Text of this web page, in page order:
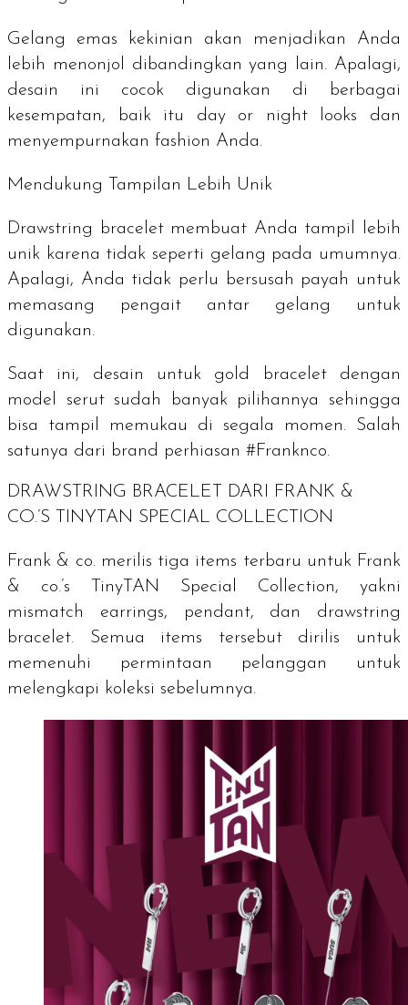
Gelang emas kekinian akan menjadikan Anda
lebih menonjol dibandingkan yang lain. Apalagi,
desain ini cocok digunakan di berbagai
kesempatan, baik itu day or night looks dan
menyempurnakan fashion Anda.
Mendukung Tampilan Lebih Unik
Drawstring bracelet membuat Anda tampil lebih
unik karena tidak seperti gelang pada umumnya.
Apalagi, Anda tidak perlu bersusah payah untuk
memasang pengait antar gelang untuk
digunakan.
Saat ini, desain untuk gold bracelet dengan
model serut sudah banyak pilihannya sehingga
bisa tampil memukau di segala momen. Salah
satunya dari brand perhiasan #Franknco.
DRAWSTRING BRACELET DARI FRANK &
CO.’S TINYTAN SPECIAL COLLECTION
Frank & co. merilis tiga items terbaru untukFrank
& co.’s TinyTAN Special Collection, yakni
mismatch earrings, pendant, dan drawstring
bracelet. Semua items tersebut dirilis untuk
memenuhi permintaan pelanggan untuk
melengkapi koleksi sebelumnya.